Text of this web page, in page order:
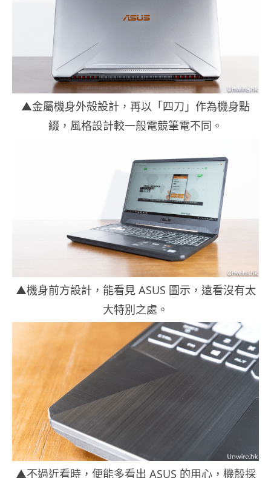
▲金屬機身外殻設計，再以「四刀」作為機身點
綴，風格設計較一般電競筆電不同。
▲機身前方設計，能看見 ASUS 圖示，遠看沒有太
大特別之處。
▲不過近看時，便能多看出 ASUS 的用心，機殻採